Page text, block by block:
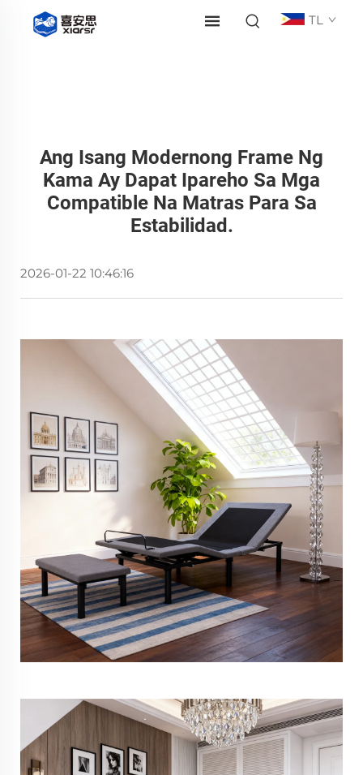
TL
Ang Isang Modernong Frame Ng
Kama Ay Dapat Ipareho Sa Mga
Compatible Na Matras Para Sa
Estabilidad.
2026-01-22 10:46:16